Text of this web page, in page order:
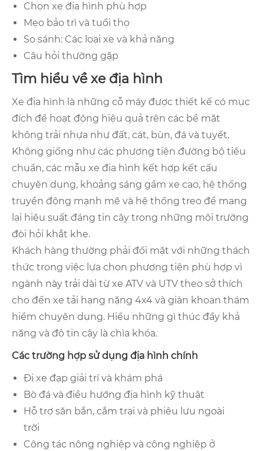
Chọn xe địa hình phù hợp
Mẹo bảo trì và tuổi thọ
So sánh: Các loại xe và khả năng
Câu hỏi thường gặp
Tìm hiểu về xe địa hình
Xe địa hình là những cỗ máy được thiết kế có mục
đích để hoạt động hiệu quả trên các bề mặt
không trải nhựa như đất, cát, bùn, đá và tuyết.
Không giống như các phương tiện đường bộ tiêu
chuẩn, các mẫu xe địa hình kết hợp kết cấu
chuyên dụng, khoảng sáng gầm xe cao, hệ thống
truyền động mạnh mẽ và hệ thống treo để mang
lại hiệu suất đáng tin cậy trong những môi trường
đòi hỏi khắt khe.
Khách hàng thường phải đối mặt với những thách
thức trong việc lựa chọn phương tiện phù hợp vì
ngành này trải dài từ xe ATV và UTV theo sở thích
cho đến xe tải hạng nặng 4x4 và giàn khoan thám
hiểm chuyên dụng. Hiểu những gì thúc đẩy khả
năng và độ tin cậy là chìa khóa.
Các trường hợp sử dụng địa hình chính
Đi xe đạp giải trí và khám phá
Bò đá và điều hướng địa hình kỹ thuật
Hỗ trợ săn bắn, cắm trại và phiêu lưu ngoài
trời
Công tác nông nghiệp và công nghiệp ở